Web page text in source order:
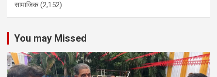
सामाजिक(2,152)
You may Missed